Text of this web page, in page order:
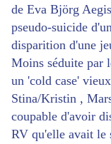
de Eva Björg
pseudo-suicide
disparition d'une
Moins séduite par
un 'cold case'
Stina/Kristin ,
coupable d'avoir
RV qu'elle avait le